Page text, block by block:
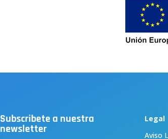
Subscribete a nuestra
newsletter
Legal
Aviso